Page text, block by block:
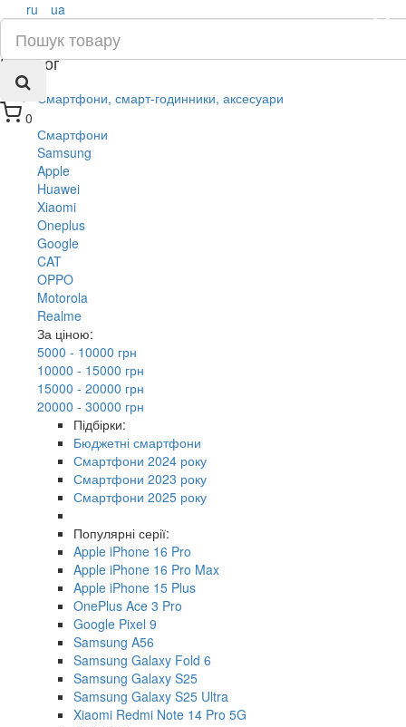
0
×
ru ua
Каталог
Смартфони, смарт-годинники, аксесуари
Смартфони
Samsung
Apple
Huawei
Xiaomi
Oneplus
Google
CAT
OPPO
Motorola
Realme
За ціною:
5000 - 10000 грн
10000 - 15000 грн
15000 - 20000 грн
20000 - 30000 грн
Підбірки:
Бюджетні смартфони
Смартфони 2024 року
Смартфони 2023 року
Смартфони 2025 року
Популярні серії:
Apple iPhone 16 Pro
Apple iPhone 16 Pro Max
Apple iPhone 15 Plus
OnePlus Ace 3 Pro
Google Pixel 9
Samsung A56
Samsung Galaxy Fold 6
Samsung Galaxy S25
Samsung Galaxy S25 Ultra
Xiaomi Redmi Note 14 Pro 5G